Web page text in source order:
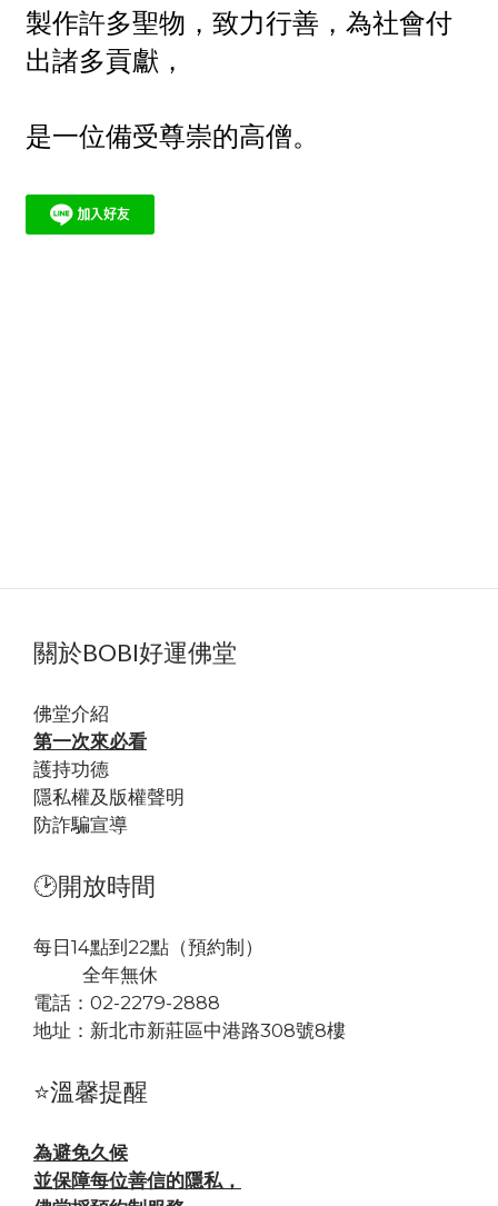
製作許多聖物，致力行善，為社會付
出諸多貢獻，
是一位備受尊崇的高僧。
關於BOBI好運佛堂
佛堂介紹
第一次來必看
護持功德
隱私權及版權聲明
防詐騙宣導
🕑開放時間
每日14點到22點（預約制）
全年無休
電話：02-2279-2888
地址： 新北市新莊區中港路308號8樓
⭐溫馨提醒
為避免久候
並保障每位善信的隱私，